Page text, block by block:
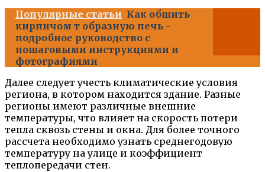
Популярные статьи Как обшить
кирпичом т образную печь -
подробное руководство с
пошаговыми инструкциями и
фотографиями
Далее следует учесть климатические условия
региона, в котором находится здание. Разные
регионы имеют различные внешние
температуры, что влияет на скорость потери
тепла сквозь стены и окна. Для более точного
рассчета необходимо узнать среднегодовую
температуру на улице и коэффициент
теплопередачи стен.